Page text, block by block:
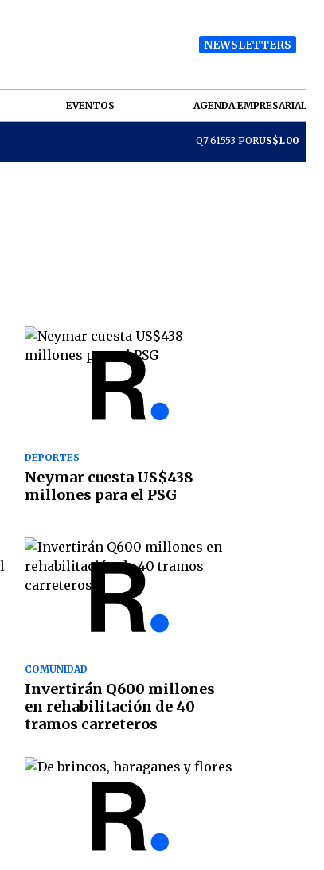
NEWSLETTERS
EVENTOS AGENDA EMPRESARIAL
Q7.61553 PORUS$1.00
DEPORTES
Neymar cuesta US$438
millones para el PSG
COMUNIDAD
Invertirán Q600 millones
en rehabilitación de 40
tramos carreteros